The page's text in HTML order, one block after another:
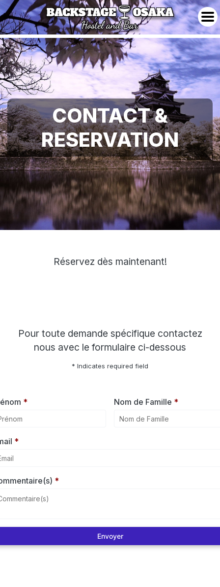
CONTACT &
RESERVATION
Réservez dès maintenant!
Pour toute demande spécifique contactez
nous avec le formulaire ci-dessous
* Indicates required field
* Nom de Famille *
*
*
Envoyer